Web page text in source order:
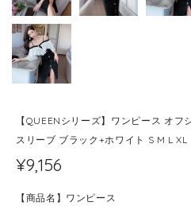
【QUEENシリーズ】ワンピース オ
スリーブ ブラック+ホワイト S M L XL
¥9,156
【商品名】ワンピース